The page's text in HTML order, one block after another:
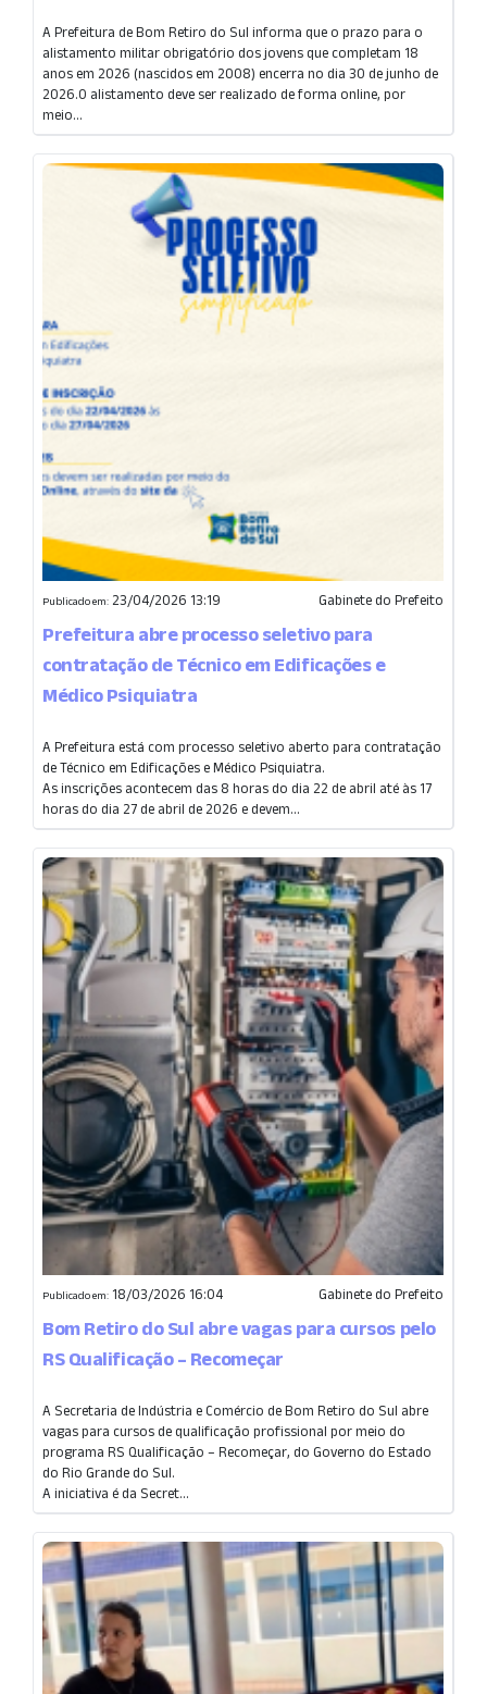
A Prefeitura de Bom Retiro do Sul informa que o prazo para o
alistamento militar obrigatório dos jovens que completam 18
anos em 2026 (nascidos em 2008) encerra no dia 30 de junho de
2026.O alistamento deve ser realizado de forma online, por
meio...
Publicado em: 23/04/2026 13:19 Gabinete do Prefeito
Prefeitura abre processo seletivo para
contratação de Técnico em Edificações e
Médico Psiquiatra
A Prefeitura está com processo seletivo aberto para contratação
de Técnico em Edificações e Médico Psiquiatra.
As inscrições acontecem das 8 horas do dia 22 de abril até às 17
horas do dia 27 de abril de 2026 e devem...
Publicado em: 18/03/2026 16:04 Gabinete do Prefeito
Bom Retiro do Sul abre vagas para cursos pelo
RS Qualificação – Recomeçar
A Secretaria de Indústria e Comércio de Bom Retiro do Sul abre
vagas para cursos de qualificação profissional por meio do
programa RS Qualificação – Recomeçar, do Governo do Estado
do Rio Grande do Sul.
A iniciativa é da Secret...